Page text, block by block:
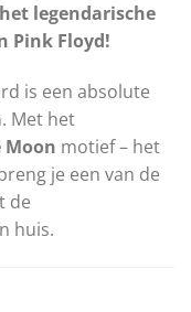
legendarische
Pink Floyd!
is een absolute
Met het
Moon motief – het
je een van de
de
huis.